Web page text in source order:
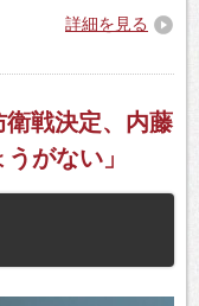
詳細を見る
衛戦決定、内藤
がない」